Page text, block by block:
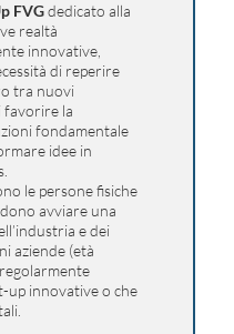
FVGdedicato alla
realtà
innovative,
di reperire
tra nuovi
favorire la
fondamentale
idee in
le persone fisiche
avviare una
e dei
aziende (età
up innovative o che